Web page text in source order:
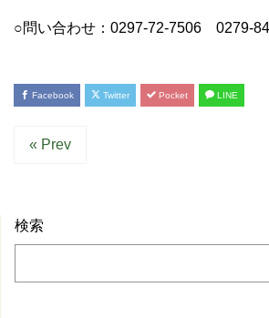
○問い合わせ：0297-72-7506 0279-
Facebook Twitter Pocket LINE
« Prev
検索